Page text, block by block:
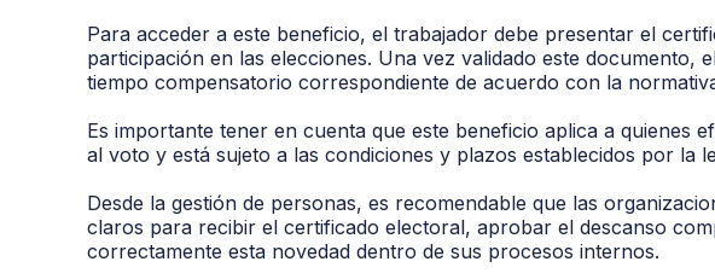
Para acceder a este beneficio, el trabajador debe presentar el
participación en las elecciones. Una vez validado este documento,
tiempo compensatorio correspondiente de acuerdo con la
Es importante tener en cuenta que este beneficio aplica a quienes
al voto y está sujeto a las condiciones y plazos establecidos por la
Desde la gestión de personas, es recomendable que las
claros para recibir el certificado electoral, aprobar el descanso
correctamente esta novedad dentro de sus procesos internos.